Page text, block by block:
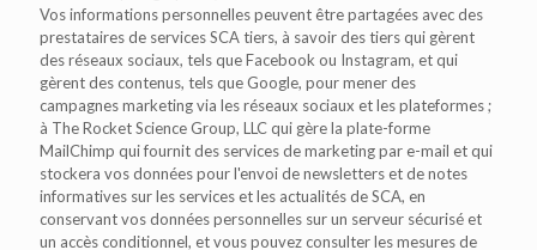
Vos informations personnelles peuvent être partagées avec des
prestataires de services SCA tiers, à savoir des tiers qui gèrent
des réseaux sociaux, tels que Facebook ou Instagram, et qui
gèrent des contenus, tels que Google, pour mener des
campagnes marketing via les réseaux sociaux et les plateformes ;
à The Rocket Science Group, LLC qui gère la plate-forme
MailChimp qui fournit des services de marketing par e-mail et qui
stockera vos données pour l'envoi de newsletters et de notes
informatives sur les services et les actualités de SCA, en
conservant vos données personnelles sur un serveur sécurisé et
un accès conditionnel, et vous pouvez consulter les mesures de